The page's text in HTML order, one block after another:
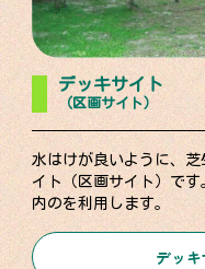
デッキサイト
（区画サイト）
水はけが良いように、
イト（区画サイト）で
内のを利用します。
デッ